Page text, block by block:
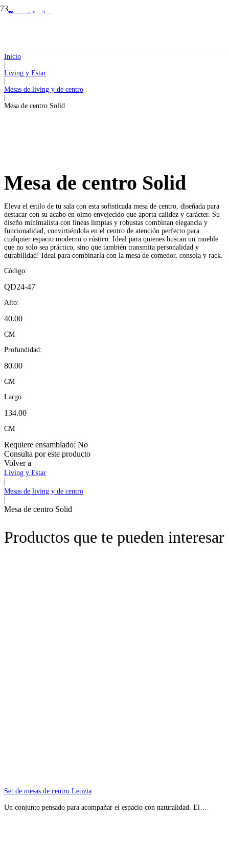
Inicio
Living y Estar
Mesas de living y de centro
Mesa de centro Solid
Mesa de centro Solid
Eleva el estilo de tu sala con esta sofisticada mesa de centro, diseñada para
destacar con su acabo en olmo envejecido que aporta calidez y carácter. Su
diseño minimalista con líneas limpias y robustas combinan elegancia y
funcionalidad, convirtiéndola en el centro de atención perfecto para
cualquier espacio moderno o rústico. Ideal para quienes buscan un mueble
que no solo sea práctico, sino que también transmita personalidad y
durabilidad! Ideal para combinarla con la mesa de comedor, consola y rack.
Código:
QD24-47
Alto:
40.00
CM
Profundidad:
80.00
CM
Largo:
134.00
CM
Requiere ensamblado: No
Consulta por este producto
Volver a
Living y Estar
|
Mesas de living y de centro
|
Mesa de centro Solid
Productos que te pueden interesar
Preventa
Set de mesas de centro Letizia
Un conjunto pensado para acompañar el espacio con naturalidad. El…
Preventa
Nuevos Arribos
Preventa